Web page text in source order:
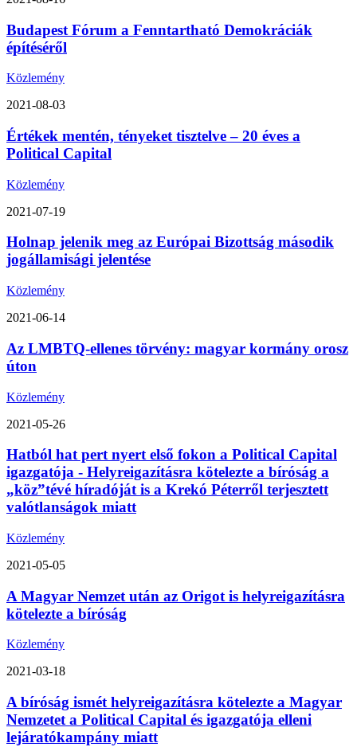
Budapest Fórum a Fenntartható Demokráciák
építéséről
Közlemény
2021-08-03
Értékek mentén, tényeket tisztelve – 20 éves a
Political Capital
Közlemény
2021-07-19
Holnap jelenik meg az Európai Bizottság második
jogállamisági jelentése
Közlemény
2021-06-14
Az LMBTQ-ellenes törvény: magyar kormány orosz
úton
Közlemény
2021-05-26
Hatból hat pert nyert első fokon a Political Capital
igazgatója - Helyreigazításra kötelezte a bíróság a
„köz”tévé híradóját is a Krekó Péterről terjesztett
valótlanságok miatt
Közlemény
2021-05-05
A Magyar Nemzet után az Origot is helyreigazításra
kötelezte a bíróság
Közlemény
2021-03-18
A bíróság ismét helyreigazításra kötelezte a Magyar
Nemzetet a Political Capital és igazgatója elleni
lejáratókampány miatt